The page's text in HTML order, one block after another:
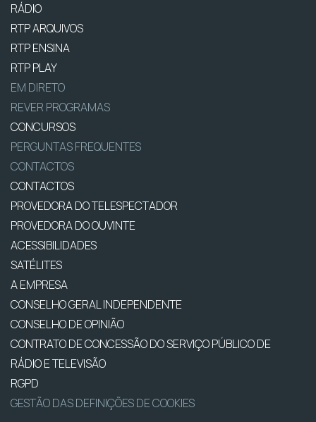
RÁDIO
RTP ARQUIVOS
RTP ENSINA
RTP PLAY
EM DIRETO
REVER PROGRAMAS
CONCURSOS
PERGUNTAS FREQUENTES
CONTACTOS
CONTACTOS
PROVEDORA DO TELESPECTADOR
PROVEDORA DO OUVINTE
ACESSIBILIDADES
SATÉLITES
A EMPRESA
CONSELHO GERAL INDEPENDENTE
CONSELHO DE OPINIÃO
CONTRATO DE CONCESSÃO DO SERVIÇO PÚBLICO DE
RÁDIO E TELEVISÃO
RGPD
GESTÃO DAS DEFINIÇÕES DE COOKIES